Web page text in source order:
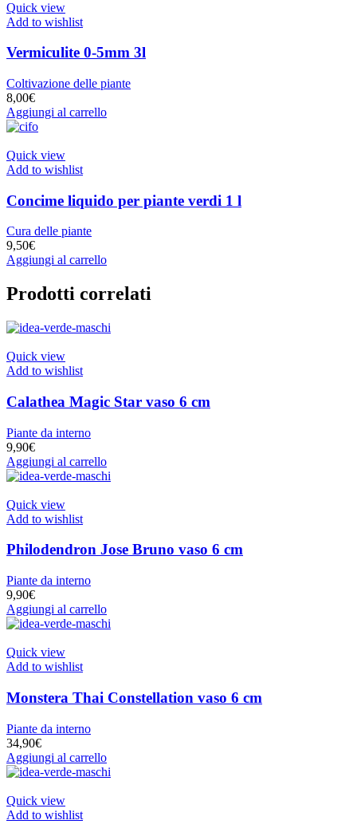
Quick view
Add to wishlist
Vermiculite 0-5mm 3l
Coltivazione delle piante
8,00€
Aggiungi al carrello
Quick view
Add to wishlist
Concime liquido per piante verdi 1 l
Cura delle piante
9,50€
Aggiungi al carrello
Prodotti correlati
Quick view
Add to wishlist
Calathea Magic Star vaso 6 cm
Piante da interno
9,90€
Aggiungi al carrello
Quick view
Add to wishlist
Philodendron Jose Bruno vaso 6 cm
Piante da interno
9,90€
Aggiungi al carrello
Quick view
Add to wishlist
Monstera Thai Constellation vaso 6 cm
Piante da interno
34,90€
Aggiungi al carrello
Quick view
Add to wishlist